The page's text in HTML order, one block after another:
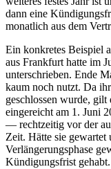
dann eine
monatlich aus dem
Ein konkretes Beispiel
aus Frankfurt hatte im
unterschrieben. Ende
kaum noch nutzt. Da
geschlossen wurde,
eingereicht am 1. Juni
— rechtzeitig vor der
Zeit. Hätte sie gewartet
Verlängerungsphase
Kündigungsfrist gehabt.